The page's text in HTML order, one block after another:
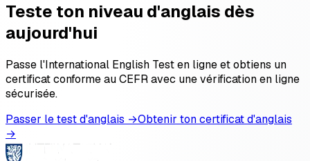
Teste ton niveau d'anglais dès
aujourd'hui
Passe l'International English Test en ligne et obtiens un
certificat conforme au CEFR avec une vérification en ligne
sécurisée.
Passer le test d'anglais →Obtenir ton certificat d'anglais
→